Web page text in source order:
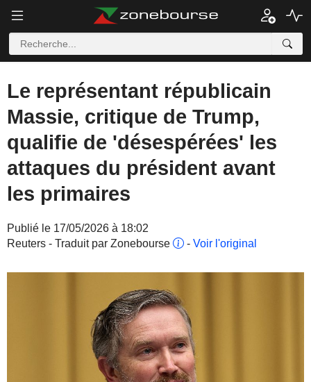
Le représentant républicain
Massie, critique de Trump,
qualifie de 'désespérées' les
attaques du président avant
les primaires
Publié le 17/05/2026 à 18:02
Reuters - Traduit par Zonebourse
- Voir l'original